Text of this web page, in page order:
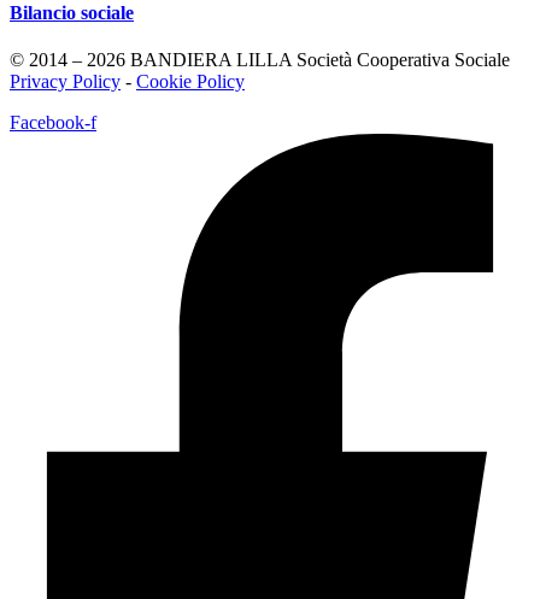
Bilancio sociale
© 2014 – 2026 BANDIERA LILLA Società Cooperativa Sociale
Privacy Policy - Cookie Policy
Facebook-f